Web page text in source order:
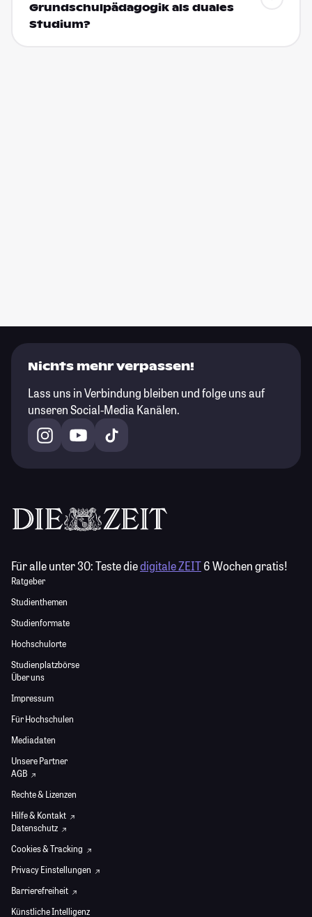
Grundschulpädagogik als duales
Studium?
Nichts mehr verpassen!
Lass uns in Verbindung bleiben und folge uns auf
unseren Social-Media Kanälen.
Für alle unter 30:Teste diedigitale ZEIT6 Wochen gratis!
Ratgeber
Studienthemen
Studienformate
Hochschulorte
Studienplatzbörse
Über uns
Impressum
Für Hochschulen
Mediadaten
Unsere Partner
AGB
Rechte & Lizenzen
Hilfe & Kontakt
Datenschutz
Cookies & Tracking
Privacy Einstellungen
Barrierefreiheit
Künstliche Intelligenz